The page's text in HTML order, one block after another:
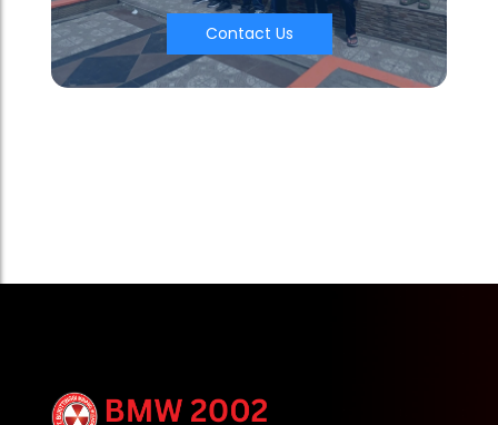
Contact Us